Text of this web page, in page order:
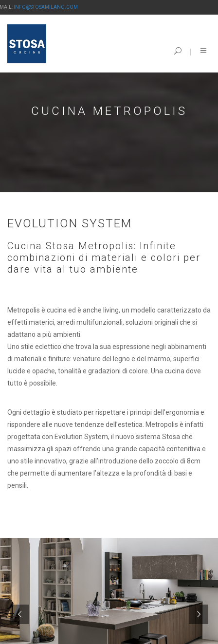
INFO@STOSAMILANO.COM
CUCINA METROPOLIS
EVOLUTION SYSTEM
Cucina Stosa Metropolis: Infinite
combinazioni di materiali e colori per
dare vita al tuo ambiente
Metropolis è cucina ed è anche living, un modello caratterizzato da
effetti materici, arredi multifunzionali, soluzioni originali che si
adattano a più ambienti.
Uno stile eclettico che trova la sua espressione negli abbinamenti
di materiali e finiture: venature del legno e del marmo, superfici
lucide e opache, tonalità e gradazioni di colore. Una cucina dove
tutto è possibile.
Ogni dettaglio è studiato per rispettare i principi dell’ergonomia e
rispondere alle nuove tendenze dell’estetica. Metropolis è infatti
progettata con Evolution System, il nuovo sistema Stosa che
massimizza gli spazi offrendo una grande capacità contenitiva e
uno stile innovativo, grazie all’introduzione dello zoccolo di 8cm
che permette di aumentare l’altezza e la profondità di basi e
pensili.